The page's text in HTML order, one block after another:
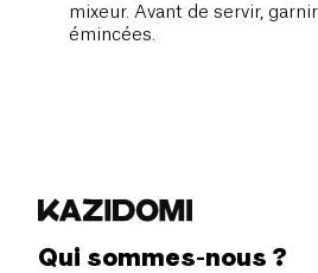
mixeur. Avant de servir,
émincées.
Qui sommes-nous ?